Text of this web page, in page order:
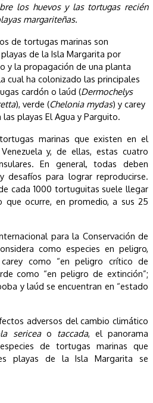
los huevos y las tortugas recién
margariteñas.
de tortugas marinas son
de la Isla Margarita por
y la propagación de una planta
cual ha colonizado las principales
cardón o laúd (Dermochelys
), verde (Chelonia mydas) y carey
las playas El Agua y Parguito.
marinas que existen en el
y, de ellas, estas cuatro
En general, todas deben
desafíos para lograr reproducirse.
cada 1000 tortuguitas suele llegar
que ocurre, en promedio, a sus 25
para la Conservación de
como especies en peligro,
como “en peligro crítico de
como “en peligro de extinción”;
y laúd se encuentran en “estado
adversos del cambio climático
sericeao taccada, el panorama
de tortugas marinas que
playas de la Isla Margarita se